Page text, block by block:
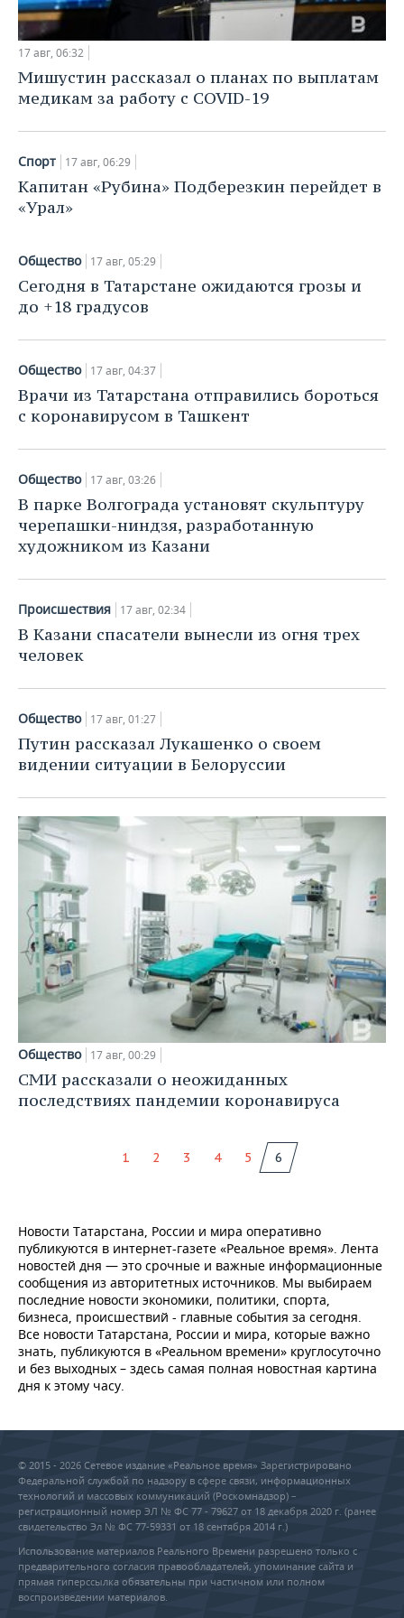
ХОККЕЙ С МЯЧОМ
ПРОИСШЕСТВИЯ
17 авг, 06:32
Мишустин рассказал о планах по выплатам
медикам за работу с COVID-19
Спорт 17 авг, 06:29
Капитан «Рубина» Подберезкин перейдет в
«Урал»
Общество 17 авг, 05:29
Сегодня в Татарстане ожидаются грозы и
до +18 градусов
Общество 17 авг, 04:37
Врачи из Татарстана отправились бороться
с коронавирусом в Ташкент
Общество 17 авг, 03:26
В парке Волгограда установят скульптуру
черепашки-ниндзя, разработанную
художником из Казани
Происшествия 17 авг, 02:34
В Казани спасатели вынесли из огня трех
человек
Общество 17 авг, 01:27
Путин рассказал Лукашенко о своем
видении ситуации в Белоруссии
Общество 17 авг, 00:29
СМИ рассказали о неожиданных
последствиях пандемии коронавируса
1 2 3 4 5 6
Новости Татарстана, России и мира оперативно
публикуются в интернет-газете «Реальное время». Лента
новостей дня — это срочные и важные информационные
сообщения из авторитетных источников. Мы выбираем
последние новости экономики, политики, спорта,
бизнеса, происшествий - главные события за сегодня.
Все новости Татарстана, России и мира, которые важно
знать, публикуются в «Реальном времени» круглосуточно
и без выходных – здесь самая полная новостная картина
дня к этому часу.
© 2015 - 2026 Сетевое издание «Реальное время» Зарегистрировано
Федеральной службой по надзору в сфере связи, информационных
технологий и массовых коммуникаций (Роскомнадзор) –
регистрационный номер ЭЛ № ФС 77 - 79627 от 18 декабря 2020 г. (ранее
свидетельство Эл № ФС 77-59331 от 18 сентября 2014 г.)
Использование материалов Реального Времени разрешено только с
предварительного согласия правообладателей, упоминание сайта и
прямая гиперссылка обязательны при частичном или полном
воспроизведении материалов.